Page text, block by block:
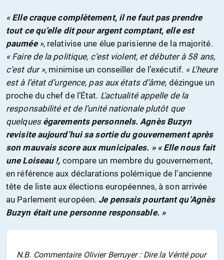
« Elle craque complètement, il ne faut pas prendre
tout ce qu’elle dit pour argent comptant, elle est
paumée», relativise une élue parisienne de la majorité.
« Faire de la politique, c’est violent, et débuter à 58 ans,
c’est dur », minimise un conseiller de l’exécutif. « L’heure
est à l’état d’urgence, pas aux états d’âme, dézingue un
proche du chef de l’État. L’actualité appelle de la
responsabilité et de l’unité nationale plutôt que
quelques égarements personnels. Agnès Buzyn
revisite aujourd’hui sa sortie du gouvernement après
son mauvais score aux municipales. » « Elle nous fait
une Loiseau !, compare un membre du gouvernement,
en référence aux déclarations polémique de l’ancienne
tête de liste aux élections européennes, à son arrivée
au Parlement européen. Je pensais pourtant qu’Agnès
Buzyn était une personne responsable. »
N.B. Commentaire Olivier Berruyer : Dire la Vérité pour